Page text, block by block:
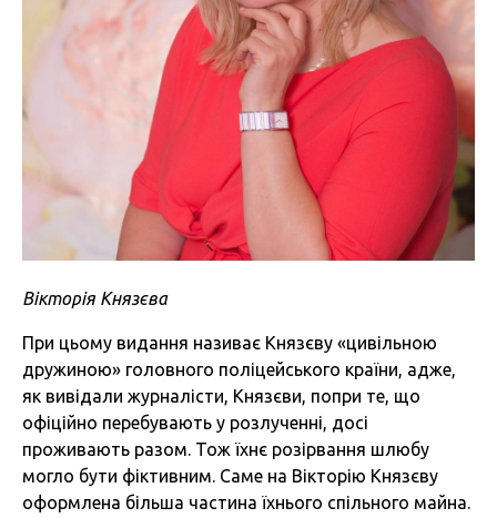
Вікторія Князєва
При цьому видання називає Князєву «цивільною
дружиною» головного поліцейського країни, адже,
як вивідали журналісти, Князєви, попри те, що
офіційно перебувають у розлученні, досі
проживають разом. Тож їхнє розірвання шлюбу
могло бути фіктивним. Саме на Вікторію Князєву
оформлена більша частина їхнього спільного майна.